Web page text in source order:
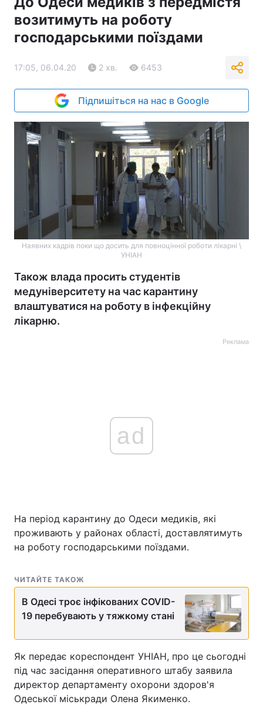
возитимуть на роботу
господарськими поїздами
17:05, 06.04.20 2 хв. 6453
Підпишіться на нас в Google
Наявних кадрів поки що досить для повноцінної роботи лікарні \
УНІАН
Також влада просить студентів
медуніверситету на час карантину
влаштуватися на роботу в інфекційну
лікарню.
Реклама
ad
На період карантину до Одеси медиків, які
проживають у районах області, доставлятимуть
на роботу господарськими поїздами.
ЧИТАЙТЕ ТАКОЖ
В Одесі троє інфікованих COVID-
19 перебувають у тяжкому стані
Як передає кореспондент УНІАН, про це сьогодні
під час засідання оперативного штабу заявила
директор департаменту охорони здоров'я
Одеської міськради Олена Якименко.